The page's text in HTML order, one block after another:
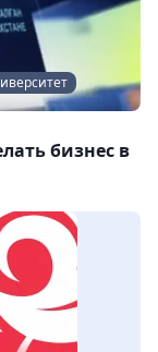
бизнес в